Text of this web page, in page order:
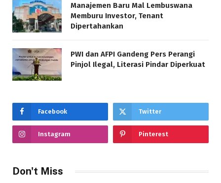
Manajemen Baru Mal Lembuswana
Memburu Investor, Tenant
Dipertahankan
PWI dan AFPI Gandeng Pers Perangi
Pinjol Ilegal, Literasi Pindar Diperkuat
Facebook Twitter
Instagram Pinterest
Don't Miss